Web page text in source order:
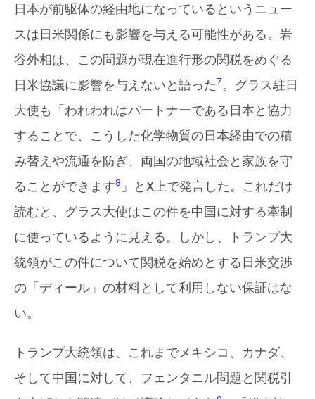
日本が前駆体の経由地になっているというニュー
スは日米関係にも影響を与える可能性がある。岩
谷外相は、この問題が現在進行形の関税をめぐる
日米協議に影響を与えないと語った7。グラス駐日
大使も「われわれはパートナーである日本と協力
することで、こうした化学物質の日本経由での積
み替えや流通を防ぎ、両国の地域社会と家族を守
ることができます8 」とX上で発言した。これだけ
読むと、グラス大使はこの件を中国に対する牽制
に使っているように見える。しかし、トランプ大
統領がこの件について関税を始めとする日米交渉
の「ディール」の材料として利用しない保証はな
い。
トランプ大統領は、これまでメキシコ、カナダ、
そして中国に対して、フェンタニル問題と関税引